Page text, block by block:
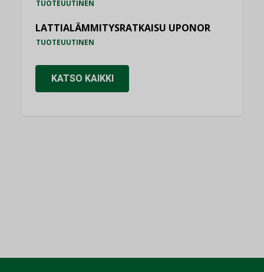
TUOTEUUTINEN
LATTIALÄMMITYSRATKAISU UPONOR
TUOTEUUTINEN
KATSO KAIKKI